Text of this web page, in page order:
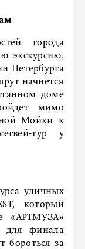
города
экскурсию,
Петербурга
начнется
доме
мимо
Мойки к
тур у
уличных
который
«АРТМУЗА»
для финала
бороться за